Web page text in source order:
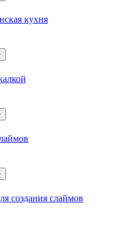
кухня
создания слаймов